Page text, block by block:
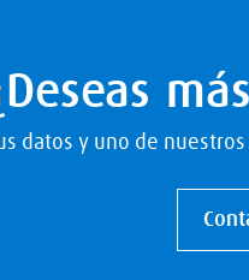
datos y uno de